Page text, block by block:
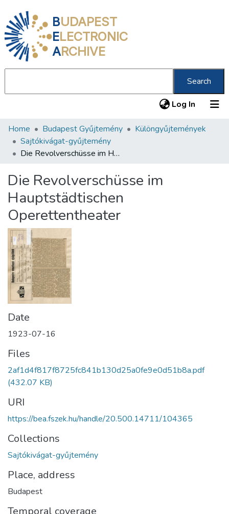
BUDAPEST
ELECTRONIC
ARCHIVE
Search
Log In (current)
Communities & Collections
All of DSpace
About us
Home Budapest Gyűjtemény
Különgyűjtemények
Sajtókivágat-gyűjtemény
Die Revolverschüsse im Hauptstädtischen Operettentheater
Die Revolverschüsse im
Hauptstädtischen
Operettentheater
Date
1923-07-16
Files
2af1d4f817f8725fc841b130d25a0fe9e0d51b8a.pdf
(432.07 KB)
URI
https://bea.fszek.hu/handle/20.500.14711/104365
Collections
Sajtókivágat-gyűjtemény
Place, address
Budapest
Temporal coverage